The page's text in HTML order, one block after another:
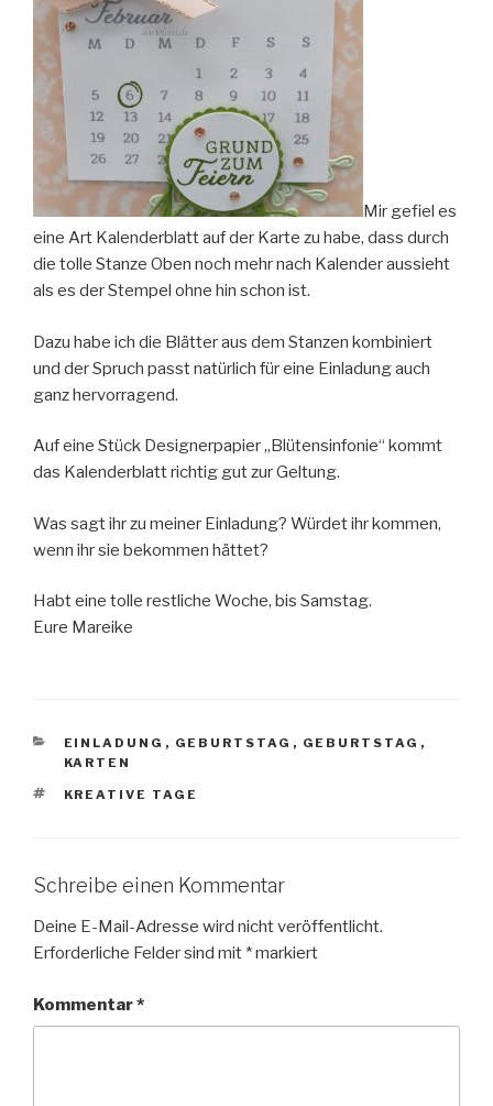
Mir gefiel es
eine Art Kalenderblatt auf der Karte zu habe, dass durch
die tolle Stanze Oben noch mehr nach Kalender aussieht
als es der Stempel ohne hin schon ist.
Dazu habe ich die Blätter aus dem Stanzen kombiniert
und der Spruch passt natürlich für eine Einladung auch
ganz hervorragend.
Auf eine Stück Designerpapier „Blütensinfonie“ kommt
das Kalenderblatt richtig gut zur Geltung.
Was sagt ihr zu meiner Einladung? Würdet ihr kommen,
wenn ihr sie bekommen hättet?
Habt eine tolle restliche Woche, bis Samstag.
Eure Mareike
KATEGORIEN
EINLADUNG , GEBURTSTAG , GEBURTSTAG ,
KARTEN
SCHLAGWÖRTER
KREATIVE TAGE
Schreibe einen Kommentar
Deine E-Mail-Adresse wird nicht veröffentlicht.
Erforderliche Felder sind mit *markiert
Kommentar*